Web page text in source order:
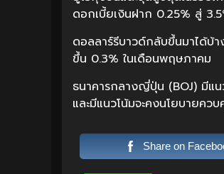
ดอกเบี้ยเงินฝาก 0.25% สู่
ดอลลาร์รีบาวด์กลับขึ้นมาได้บ้
ขึ้น 0.3% ในเดือนพฤษภาคม
ธนาคารกลางญี่ปุ่น (BOJ) มีแน
และมีแนวโน้มจะคงนโยบายคว
Share on